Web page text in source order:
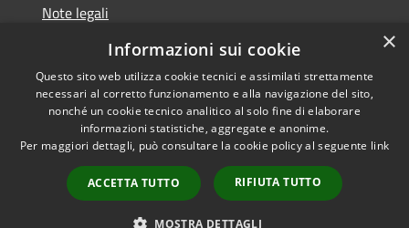
Note legali
Dichiarazione di accessibilità
Accessibilità
Copyright © 2026 • Comune di
Soresina • Powered by
Municipium•
Accesso
redazione
×
Informazioni sui cookie
Questo sito web utilizza cookie tecnici e assimilati strettamente
necessari al corretto funzionamento e alla navigazione del sito,
nonché un cookie tecnico analitico al solo fine di elaborare
informazioni statistiche, aggregate e anonime.
Per maggiori dettagli, può consultare la cookie policy al seguente link
ACCETTA TUTTO RIFIUTA TUTTO
MOSTRA DETTAGLI